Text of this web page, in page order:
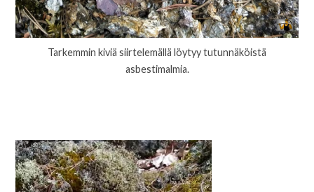
Tarkemmin kiviä siirtelemällä löytyy tutunnäköistä
asbestimalmia.